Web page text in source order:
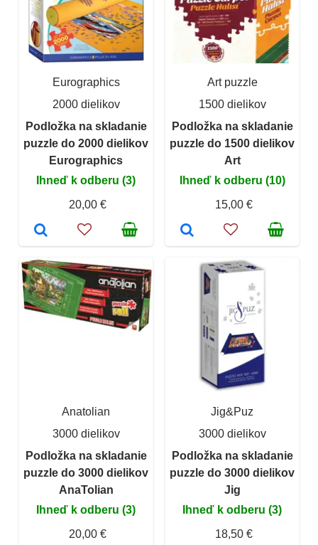
Eurographics
2000 dielikov
Podložka na skladanie
puzzle do 2000 dielikov
Eurographics
Ihneď k odberu (3)
20,00 €
Art puzzle
1500 dielikov
Podložka na skladanie
puzzle do 1500 dielikov
Art
Ihneď k odberu (10)
15,00 €
Anatolian
3000 dielikov
Podložka na skladanie
puzzle do 3000 dielikov
AnaTolian
Ihneď k odberu (3)
20,00 €
Jig&Puz
3000 dielikov
Podložka na skladanie
puzzle do 3000 dielikov
Jig
Ihneď k odberu (3)
18,50 €